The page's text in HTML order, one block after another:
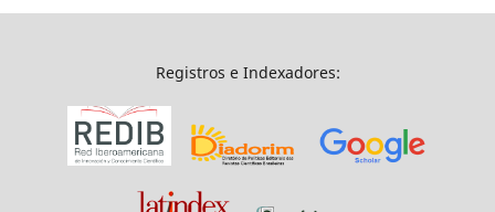
Registros e Indexadores: